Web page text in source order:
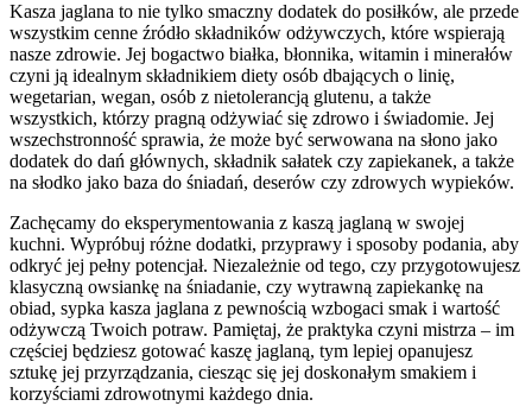
Kasza jaglana to nie tylko smaczny dodatek do posiłków, ale przede
wszystkim cenne źródło składników odżywczych, które wspierają
nasze zdrowie. Jej bogactwo białka, błonnika, witamin i minerałów
czyni ją idealnym składnikiem diety osób dbających o linię,
wegetarian, wegan, osób z nietolerancją glutenu, a także
wszystkich, którzy pragną odżywiać się zdrowo i świadomie. Jej
wszechstronność sprawia, że może być serwowana na słono jako
dodatek do dań głównych, składnik sałatek czy zapiekanek, a także
na słodko jako baza do śniadań, deserów czy zdrowych wypieków.
Zachęcamy do eksperymentowania z kaszą jaglaną w swojej
kuchni. Wypróbuj różne dodatki, przyprawy i sposoby podania, aby
odkryć jej pełny potencjał. Niezależnie od tego, czy przygotowujesz
klasyczną owsiankę na śniadanie, czy wytrawną zapiekankę na
obiad, sypka kasza jaglana z pewnością wzbogaci smak i wartość
odżywczą Twoich potraw. Pamiętaj, że praktyka czyni mistrza – im
częściej będziesz gotować kaszę jaglaną, tym lepiej opanujesz
sztukę jej przyrządzania, ciesząc się jej doskonałym smakiem i
korzyściami zdrowotnymi każdego dnia.